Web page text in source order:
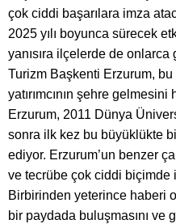
çok ciddi başarılara imza
2025 yılı boyunca sürecek
yanısıra ilçelerde de
Turizm Başkenti Erzurum, bu
yatırımcının şehre gelmesini
Erzurum, 2011 Dünya
sonra ilk kez bu büyüklükte
ediyor. Erzurum’un benzer
ve tecrübe çok ciddi biçimde
Birbirinden yeterince haberi
bir paydada buluşmasını ve